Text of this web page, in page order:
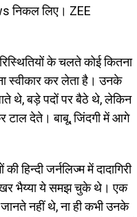
निकल लिए। ZEE
के चलते कोई कितना
स्वीकार कर लेता है। उनके
थे, बड़े पदों पर बैठे थे, लेकिन
टाल देते। बाबू, जिंदगी में आगे
जर्नलिज्म में दादागिरी
भैय्या ये समझ चुके थे। एक
नहीं थे, ना ही कभी उनके